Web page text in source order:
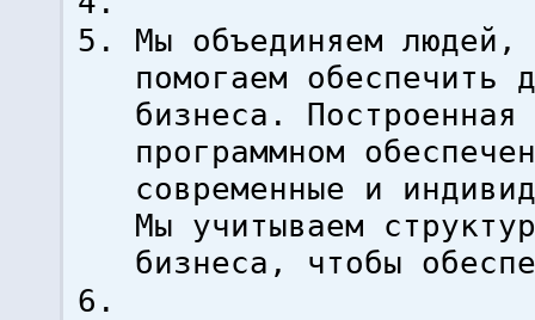
Мы объединяем
помогаем обеспечить
бизнеса. Построенная
программном
современные и
Мы учитываем
бизнеса, чтобы